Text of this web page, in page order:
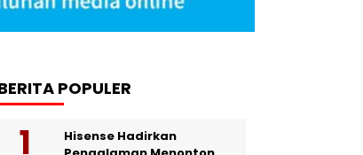
POPULER
Hisense Hadirkan